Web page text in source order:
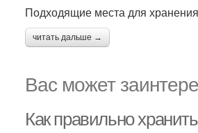
Подходящие места для
читать дальше →
Вас может
Как правильно